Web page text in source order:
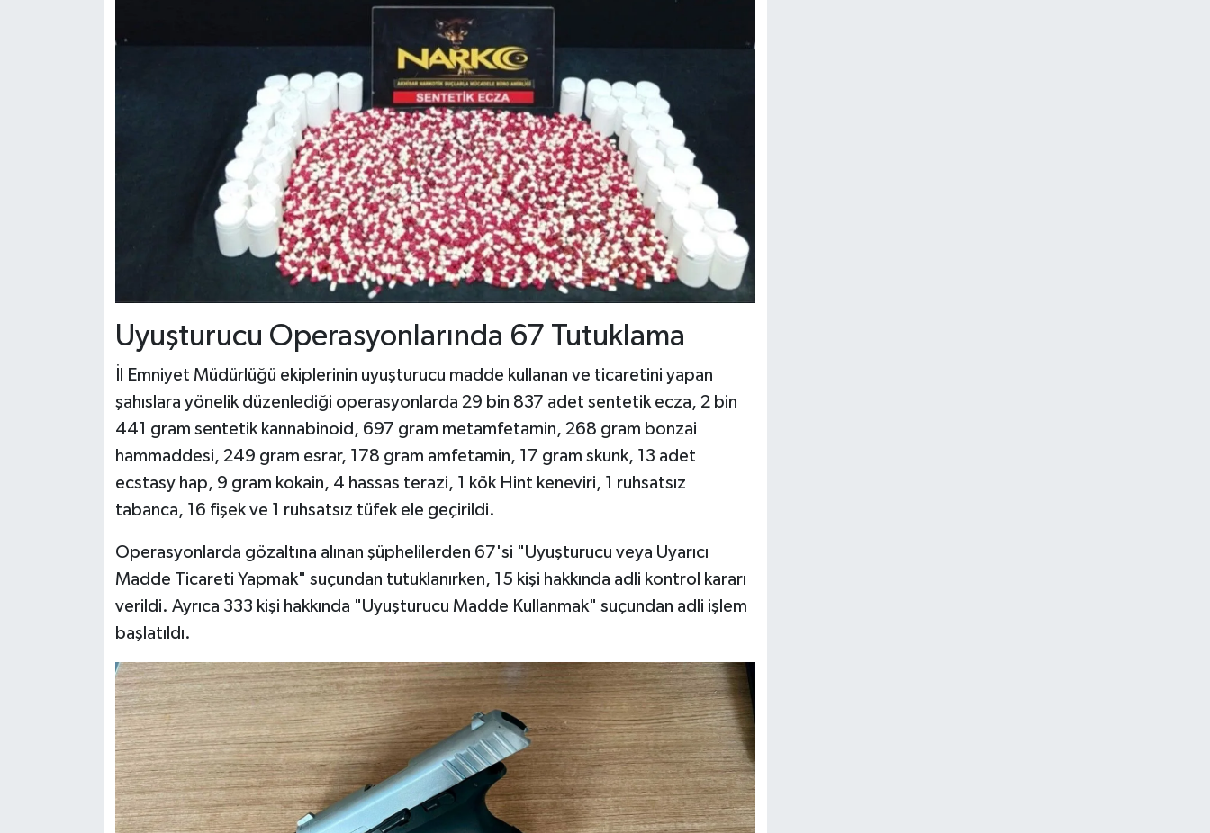
Uyuşturucu Operasyonlarında 67 Tutuklama
İl Emniyet Müdürlüğü ekiplerinin uyuşturucu madde kullanan ve ticaretini yapan
şahıslara yönelik düzenlediği operasyonlarda 29 bin 837 adet sentetik ecza, 2 bin
441 gram sentetik kannabinoid, 697 gram metamfetamin, 268 gram bonzai
hammaddesi, 249 gram esrar, 178 gram amfetamin, 17 gram skunk, 13 adet
ecstasy hap, 9 gram kokain, 4 hassas terazi, 1 kök Hint keneviri, 1 ruhsatsız
tabanca, 16 fişek ve 1 ruhsatsız tüfek ele geçirildi.
Operasyonlarda gözaltına alınan şüphelilerden 67'si "Uyuşturucu veya Uyarıcı
Madde Ticareti Yapmak" suçundan tutuklanırken, 15 kişi hakkında adli kontrol kararı
verildi. Ayrıca 333 kişi hakkında "Uyuşturucu Madde Kullanmak" suçundan adli işlem
başlatıldı.